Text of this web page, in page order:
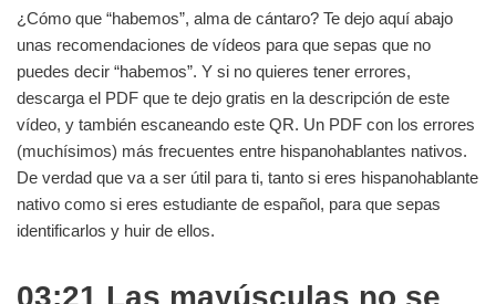
¿Cómo que “habemos”, alma de cántaro? Te dejo aquí abajo
unas recomendaciones de vídeos para que sepas que no
puedes decir “habemos”. Y si no quieres tener errores,
descarga el PDF que te dejo gratis en la descripción de este
vídeo, y también escaneando este QR. Un PDF con los errores
(muchísimos) más frecuentes entre hispanohablantes nativos.
De verdad que va a ser útil para ti, tanto si eres hispanohablante
nativo como si eres estudiante de español, para que sepas
identificarlos y huir de ellos.
03:21 Las mayúsculas no se